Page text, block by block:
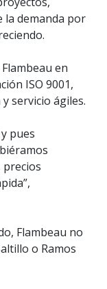
la demanda por
en
ISO 9001,
servicio ágiles.
pues
precios
Flambeau no
o Ramos